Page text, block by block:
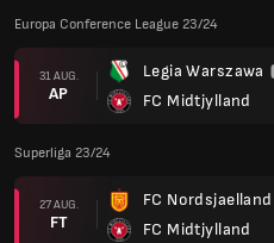
Europa Conference League 23/24
31 AUG.
AP
Legia Warszawa
FC Midtjylland
Superliga 23/24
27 AUG.
FT
FC Nordsjaelland
FC Midtjylland